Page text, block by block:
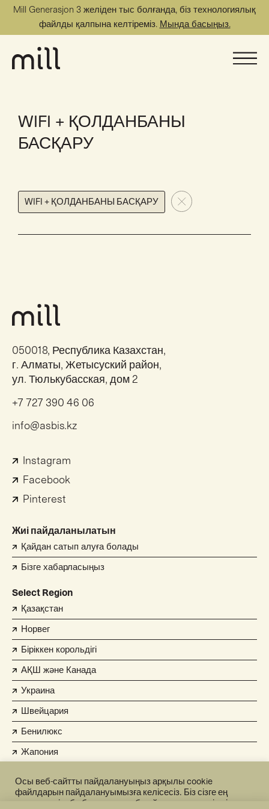
Mill Generasjon 3 желіден тыс болғанда, біз технологиялық
файлды қалпына келтіреміз. Мында басыңыз.
WIFI + ҚОЛДАНБАНЫ
БАСҚАРУ
WIFI + ҚОЛДАНБАНЫ БАСҚАРУ
050018, Республика Казахстан,
г. Алматы, Жетысуский район,
ул. Тюлькубасская, дом 2
+7 727 390 46 06
info@asbis.kz
Instagram
Facebook
Pinterest
Жиі пайдаланылатын
Қайдан сатып алуға болады
Бізге хабарласыңыз
Select Region
Қазақстан
Норвег
Біріккен корольдігі
АҚШ және Канада
Украина
Швейцария
Бенилюкс
Жапония
Пивденна Корея
Осы веб-сайтты пайдалануыңыз арқылы cookie
файлдарын пайдалануымызға келісесіз. Біз сізге ең
жақсы тәжірибе беру және веб-сайтымыздың тиімді